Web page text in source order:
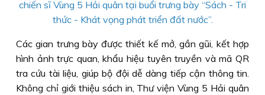
chiến sĩ Vùng 5 Hải quân tại buổi trưng bày “Sách - Tri
thức - Khát vọng phát triển đất nước”.
Các gian trưng bày được thiết kế mở, gần gũi, kết hợp
hình ảnh trực quan, khẩu hiệu tuyên truyền và mã QR
tra cứu tài liệu, giúp bộ đội dễ dàng tiếp cận thông tin.
Không chỉ giới thiệu sách in, Thư viện Vùng 5 Hải quân